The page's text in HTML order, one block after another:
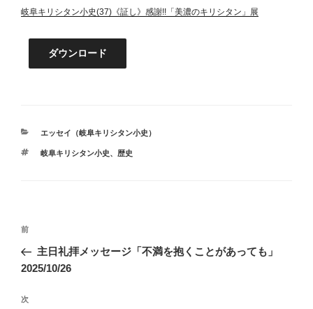
岐阜キリシタン小史(37)《証し》感謝!!「美濃のキリシタン」展
ダウンロード
カ
ゴ
エッセイ（岐阜キリシタン小史）
タ
岐阜キリシタン小史、歴史
投
ナ
ゲ
前
の
投
前
主日礼拝メッセージ「不満を抱くことがあっても」
2025/10/26
次
次